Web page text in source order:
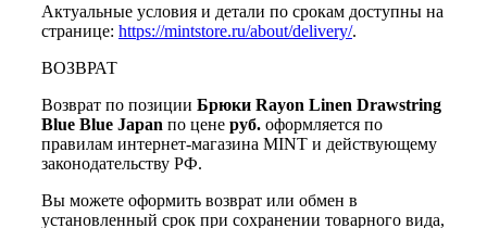
Актуальные условия и детали по срокам доступны на
странице: https://mintstore.ru/about/delivery/.
ВОЗВРАТ
Возврат по позиции Брюки Rayon Linen Drawstring
Blue Blue Japan по цене руб. оформляется по
правилам интернет-магазина MINT и действующему
законодательству РФ.
Вы можете оформить возврат или обмен в
установленный срок при сохранении товарного вида,